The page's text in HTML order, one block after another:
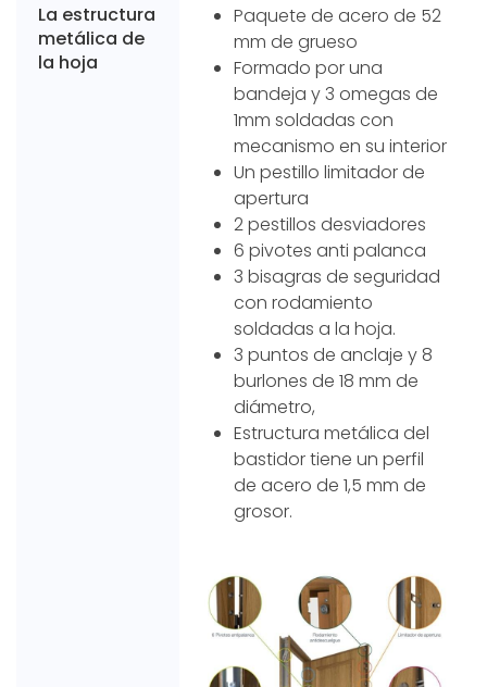
La estructura
metálica de
la hoja
Paquete de acero de 52
mm de grueso
Formado por una
bandeja y 3 omegas de
1mm soldadas con
mecanismo en su interior
Un pestillo limitador de
apertura
2 pestillos desviadores
6 pivotes anti palanca
3 bisagras de seguridad
con rodamiento
soldadas a la hoja.
3 puntos de anclaje y 8
burlones de 18 mm de
diámetro,
Estructura metálica del
bastidor tiene un perfil
de acero de 1,5 mm de
grosor.